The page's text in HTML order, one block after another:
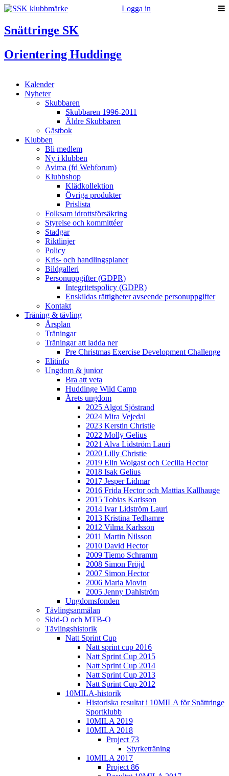
Logga in
Snättringe SK
Orientering Huddinge
Kalender
Nyheter
Skubbaren
Skubbaren 1996-2011
Äldre Skubbaren
Gästbok
Klubben
Bli medlem
Ny i klubben
Avima (fd Webforum)
Klubbshop
Klädkollektion
Övriga produkter
Prislista
Folksam idrottsförsäkring
Styrelse och kommittéer
Stadgar
Riktlinjer
Policy
Kris- och handlingsplaner
Bildgalleri
Personuppgifter (GDPR)
Integritetspolicy (GDPR)
Enskildas rättigheter avseende personuppgifter
Kontakt
Träning & tävling
Årsplan
Träningar
Träningar att ladda ner
Pre Christmas Exercise Development Challenge
Elitinfo
Ungdom & junior
Bra att veta
Huddinge Wild Camp
Årets ungdom
2025 Algot Sjöstrand
2024 Mira Vejedal
2023 Kerstin Christie
2022 Molly Gelius
2021 Alva Lidström Lauri
2020 Lilly Christie
2019 Elin Wolgast och Cecilia Hector
2018 Isak Gelius
2017 Jesper Lidmar
2016 Frida Hector och Mattias Kallhauge
2015 Tobias Karlsson
2014 Ivar Lidström Lauri
2013 Kristina Tedhamre
2012 Vilma Karlsson
2011 Martin Nilsson
2010 David Hector
2009 Tiemo Schramm
2008 Simon Fröjd
2007 Simon Hector
2006 Maria Movin
2005 Jenny Dahlström
Ungdomsfonden
Tävlingsanmälan
Skid-O och MTB-O
Tävlingshistorik
Natt Sprint Cup
Natt sprint cup 2016
Natt Sprint Cup 2015
Natt Sprint Cup 2014
Natt Sprint Cup 2013
Natt Sprint Cup 2012
10MILA-historik
Historiska resultat i 10MILA för Snättringe
Sportklubb
10MILA 2019
10MILA 2018
Project 73
Styrketräning
10MILA 2017
Project 86